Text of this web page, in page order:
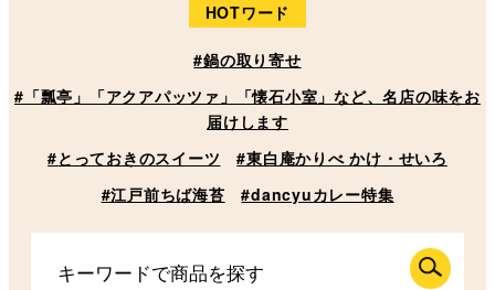
HOTワード
#鍋の取り寄せ
#「瓢亭」「アクアパッツァ」「懐石小室」など、名店の味をお
届けします
#とっておきのスイーツ
#東白庵かりべ かけ・せいろ
#江戸前ちば海苔
#dancyuカレー特集